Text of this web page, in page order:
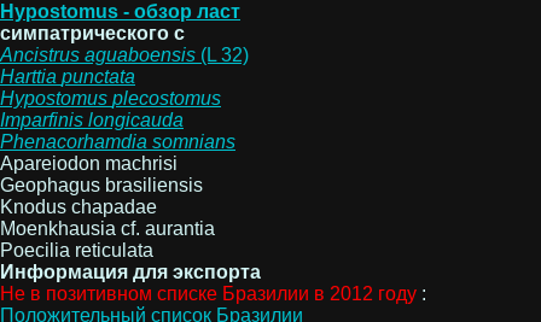
Hypostomus - обзор ласт
симпатрического с
Ancistrus aguaboensis (L 32)
Harttia punctata
Hypostomus plecostomus
Imparfinis longicauda
Phenacorhamdia somnians
Apareiodon machrisi
Geophagus brasiliensis
Knodus chapadae
Moenkhausia cf. aurantia
Poecilia reticulata
Информация для экспорта
Не в позитивном списке Бразилии в 2012 году :
Положительный список Бразилии